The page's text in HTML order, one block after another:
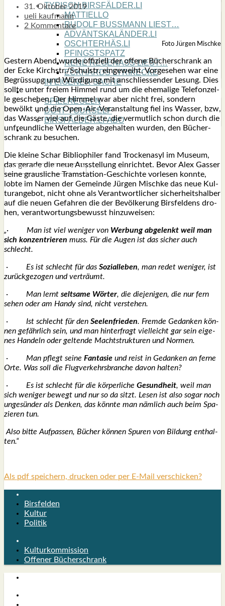
TYPISCH BIRSFÄLDER.LI
MATTIELLO
RUDOLF BUSS­MANN LIEST…
ADVÄNTSKALÄNDER.LI
OSCHTERHÄS.LI
PFINGST­SPATZ
RENÉ REGEN­ASS LIEST…
ECK­HARDS LYRIK­ECKE
IN EIGE­NER SACHE
SO GOOT’S
SPIEL­RE­GELN
DO-IT-YOUR­S­ELF
BIRSFÄLDER.LI-ABO
SHOUT­BOX
31. Oktober 2019
ueli kaufmann
2 Kommentare
Foto Jür­gen Misch­ke
Ges­tern Abend wur­de offi­zi­ell der offe­ne Bücher­schrank an
der Ecke Kirchstr./Schulstr. ein­ge­weiht. Vor­ge­se­hen war eine
Begrüs­sung und Wür­di­gung mit anschlies­sen­der Lesung. Dies
soll­te unter frei­em Him­mel rund um die ehe­ma­li­ge Tele­fon­zel­
le gesche­hen. Der Him­mel war aber nicht frei, son­dern
bewölkt und die Open-Air-Ver­an­stal­tung fiel ins Was­ser, bzw,
das Was­ser viel auf die Gäs­te, die ver­mut­lich schon durch die
unfreund­li­che Wet­ter­la­ge abge­hal­ten wur­den, den Bücher­
schrank zu besu­chen.
Die klei­ne Schar Biblio­phi­ler fand Tro­cken­asyl im Muse­um,
das gera­de die neue Aus­stel­lung ein­rich­tet. Bevor Alex Gas­ser
sei­ne graus­li­che Tram­sta­ti­on-Geschich­te vor­le­sen konn­te,
lob­te im Namen der Gemein­de Jür­gen Misch­ke das neue Kul­
tur­ange­bot, nicht ohne als Ver­ant­wort­li­cher sicher­heits­hal­ber
auf die neu­en Gefah­ren die der Bevöl­ke­rung Birs­fel­dens dro­
hen, ver­ant­wor­tungs­be­wusst hin­zu­wei­sen:
„· Man ist viel weni­ger von Wer­bung abge­lenkt weil man
sich kon­zen­trie­ren muss. Für die Augen ist das sicher auch
schlecht.
· Es ist schlecht für das Sozi­al­le­ben, man redet weni­ger, ist
zurück­ge­zo­gen und ver­träumt.
· Man lernt selt­sa­me Wör­ter, die die­je­ni­gen, die nur fern
sehen oder am Han­dy sind, nicht ver­ste­hen.
· Ist schlecht für den See­len­frie­den. Frem­de Gedan­ken kön­
nen gefähr­lich sein, und man hin­ter­fragt viel­leicht gar sein eige­
nes Han­deln oder gel­ten­de Macht­struk­tu­ren und Nor­men.
· Man pflegt sei­ne Fan­ta­sie und reist in Gedan­ken an fer­ne
Orte. Was soll die Flug­ver­kehrs­bran­che davon hal­ten?
· Es ist schlecht für die kör­per­li­che Gesund­heit, weil man
sich weni­ger bewegt und nur so da sitzt. Lesen ist also sogar noch
unge­sün­der als Den­ken, das könn­te man näm­lich auch beim Spa­
zie­ren tun.
Also bit­te Auf­pas­sen, Bücher kön­nen Spu­ren von Bil­dung ent­hal­
ten.“
Als pdf speichern, drucken oder per E-Mail verschicken?
Birsfelden
Kultur
Politik
Kulturkommission
Offener Bücherschrank